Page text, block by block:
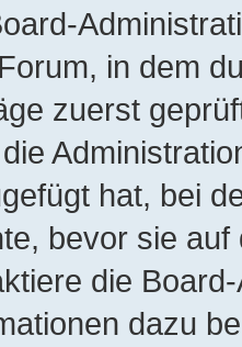
in dem
zuerst
hat, bei
bevor sie
die
dazu